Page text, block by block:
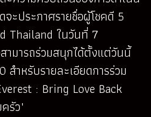
ะประกาศรายชื่อผู้โชคดี 5
Thailand ในวันที่ 7
มารถร่วมสนุกได้ตั้งแต่วันนี้
ำหรับรายละเอียดการร่วม
: Bring Love Back
รัว"